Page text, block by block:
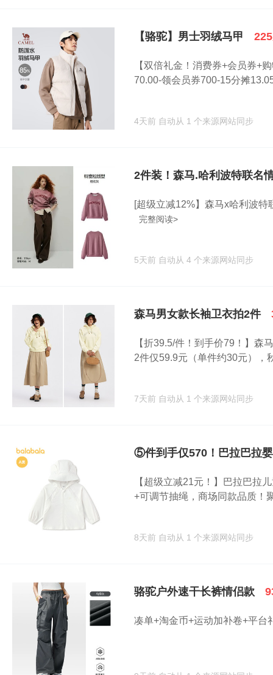
【骆驼】男士羽绒马甲
【双倍礼金！消费券+会员券+
70.00-领会员券700-15分摊
4天前 自动从 1 个来源网站同步
2件装！森马.哈利波特联名
[超级立减12%】森马x哈利波
完整阅读>
5天前 自动从 4 个来源网站同步
森马男女款长袖卫衣拍2件
【折39.5/件！到手价79！】森
2件仅59.9元（单件约30元），
7天前 自动从 1 个来源网站同步
⑤件到手仅570！巴拉巴拉
【超级立减21元！】巴拉巴拉
+可调节抽绳，商场同款品质！
8天前 自动从 1 个来源网站同步
骆驼户外速干长裤情侣款
凑单+淘金币+运动加补卷+平台